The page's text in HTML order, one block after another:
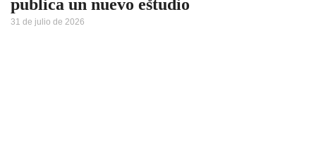
publica un nuevo estudio
31 de julio de 2026